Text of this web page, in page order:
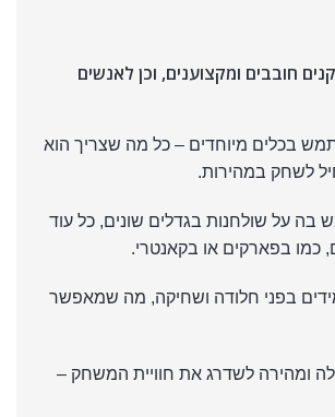
חובבים ומקצוענים, וכן לאנשים
בכלים מיוחדים – כל מה שצריך הוא
לשחק במהירות.
על שולחנות בגדלים שונים, כל עוד
כמו בפארקים או בקאנטרי.
בפני חלודה ושחיקה, מה שמאפשר
ומהירה לשדרג את חוויית המשחק –